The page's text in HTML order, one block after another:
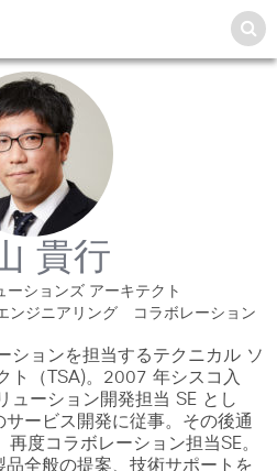
貴行
ーションズ アーキテクト
ンジニアリング コラボレーション
ションを担当するテクニカル ソ
ト（TSA)。2007 年シスコ入
ューション開発担当 SE とし
ービス開発に従事。その後通
度コラボレーション担当SE。
全般の提案、技術サポートを